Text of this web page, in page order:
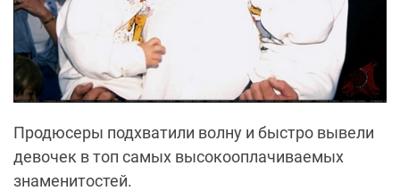
Продюсеры подхватили волну и быстро вывели
девочек в топ самых высокооплачиваемых
знаменитостей.